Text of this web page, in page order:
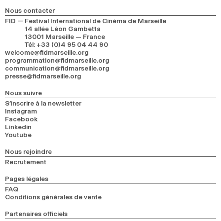
2024
RECHERCHE
Nous contacter
FID — Festival International de Cinéma de Marseille
14 allée Léon Gambetta
13001 Marseille — France
Tél: +33 (0)4 95 04 44 90
welcome@fidmarseille.org
programmation@fidmarseille.org
communication@fidmarseille.org
presse@fidmarseille.org
Nous suivre
S’inscrire à la newsletter
Instagram
Facebook
Linkedin
Youtube
Nous rejoindre
Recrutement
Pages légales
FAQ
Conditions générales de vente
Partenaires officiels